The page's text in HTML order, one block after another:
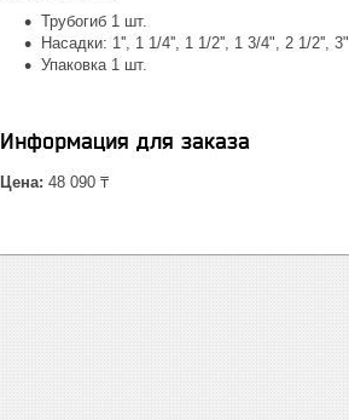
Трубогиб 1 шт.
Насадки: 1'', 1 1/4'', 1 1/2'', 1 3/4", 2 1/2'', 3"
Упаковка 1 шт.
Информация для заказа
Цена: 48 090 ₸